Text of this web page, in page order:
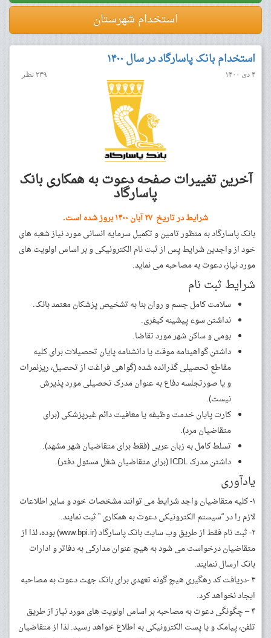
استخدام شهرستان
استخدام بانک پاسارگاد در سال ۱۴۰۰
۴ دی ۱۴۰۰ ۲۳۹ نظر
آخرین تغییرات صفحه دعوت به همکاری بانک
پاسارگاد
شرایط در تاریخ ۲۷ آبان ۱۴۰۰ بروز شده است.
بانک پاسارگاد به منظور تامین و تکمیل سرمایه انسانی مورد نیاز شعبه های
خود از واجدین شرایط پس از ثبت نام الکترونیکی و بر اساس اولویت های
مورد نیاز، دعوت به مصاحبه می نماید.
شرایط ثبت نام
سلامت کامل جسم و روان بنا به تشخیص پزشکان معتمد بانک.
نداشتن سوء پیشینه کیفری.
بومی و ساکن شهر مورد تقاضا.
داشتن گواهینامه موقت یا دانشنامه پایان تحصیلات برای کلیه
مقاطع تحصیلی گذرانده شده (گواهی فراغت از تحصیل، ریزنمرات
و یا صورتجلسه دفاع به عنوان مدرک تحصیلی مورد پذیرش
نیست).
کارت پایان خدمت وظیفه یا معافیت دائم غیرپزشکی (برای
متقاضیان مرد).
تسلط کامل به زبان عربی (فقط برای متقاضیان شهر مشهد).
داشتن مدرک ICDL (برای متقاضیان شغل مسئول دفتر).
یادآوری
۱- کلیه متقاضیان واجد شرایط می توانند مشخصات خود و سایر اطلاعات
لازم را در “سیستم الکترونیکی دعوت به همکاری ” ثبت نمایند.
۲- ثبت نام فقط از طریق وب سایت بانک پاسارگاد (www.bpi.ir) بوده، لذا از
متقاضیان درخواست می شود به هیچ عنوان مدارکی به دفاتر و ادارات
بانک ارسال ننمایند.
۳ -دریافت کد رهگیری هیچ گونه تعهدی برای بانک جهت دعوت به مصاحبه
ایجاد نخواهد کرد.
۴ – چگونگی دعوت به مصاحبه بر اساس اولویت های مورد نیاز از طریق
تلفن، پیامک و یا پست الکترونیکی به اطلاع خواهد رسید. لذا از متقاضیان